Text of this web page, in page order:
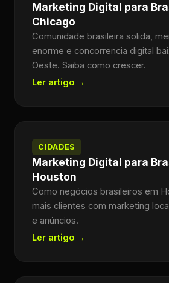
Marketing Digital para
Chicago
Comunidade brasileira solida,
enorme e concorrencia digital
Oeste. Saiba como crescer.
Ler artigo →
CIDADES
Marketing Digital para
Houston
Como negócios brasileiros em
mais clientes com marketing
e anúncios.
Ler artigo →